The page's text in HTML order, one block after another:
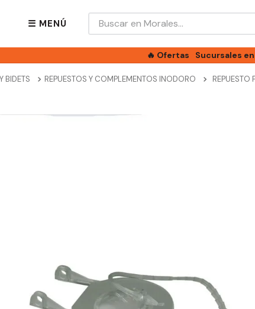
☰ MENÚ
Buscar en Morales...
🔥 Ofertas Sucursales
BIDETS REPUESTOS Y COMPLEMENTOS INODORO REPUESTO